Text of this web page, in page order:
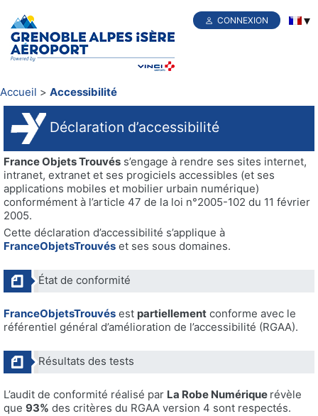
CONNEXION
Accueil Accessibilité
Déclaration d’accessibilité
France Objets Trouvés s’engage à rendre ses sites internet,
intranet, extranet et ses progiciels accessibles (et ses
applications mobiles et mobilier urbain numérique)
conformément à l’article 47 de la loi n°2005-102 du 11 février
2005.
Cette déclaration d’accessibilité s’applique à
FranceObjetsTrouvés et ses sous domaines.
État de conformité
FranceObjetsTrouvés est partiellement conforme avec le
référentiel général d’amélioration de l’accessibilité (RGAA).
Résultats des tests
L’audit de conformité réalisé par La Robe Numérique révèle
que 93% des critères du RGAA version 4 sont respectés.